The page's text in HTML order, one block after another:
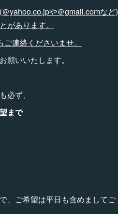
yahoo.co.jpや＠gmail.comなど)
あります。
連絡くださいませ。
いいたします。
ず、
まで
、ご希望は平日も含めましてご